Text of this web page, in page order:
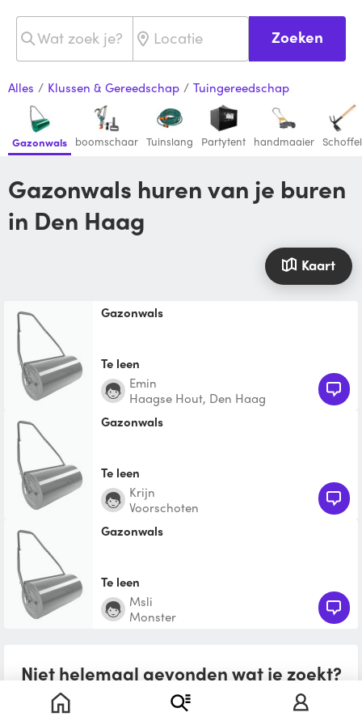
Zoeken
Alles / Klussen & Gereedschap / Tuingereedschap
Gazonwals boomschaar Tuinslang Partytent handmaaier Schoffel
Gazonwals huren van je buren
in Den Haag
Kaart
Gazonwals
Te leen
Emin
Haagse Hout, Den Haag
Gazonwals
Te leen
Krijn
Voorschoten
Gazonwals
Te leen
Msli
Monster
Niet helemaal gevonden wat je zoekt?